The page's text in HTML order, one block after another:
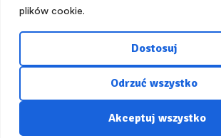
plików cookie.
Dostosuj
Odrzuć wszystko
Akceptuj wszystko
Pięknego dnia:) PROMOCJA! Z
NA WSZYSTKO powyżej 200 zł do 16
Zapraszamy!!!